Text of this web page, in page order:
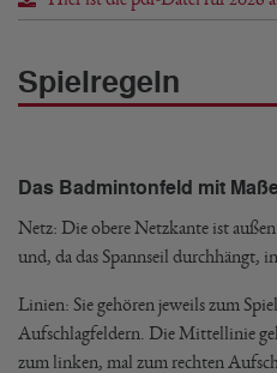
Spielregeln
Das Badmintonfeld mit
Netz: Die obere Netzkante ist
und, da das Spannseil durchhängt,
Linien: Sie gehören jeweils zum
Aufschlagfeldern. Die Mittellinie
zum linken, mal zum rechten